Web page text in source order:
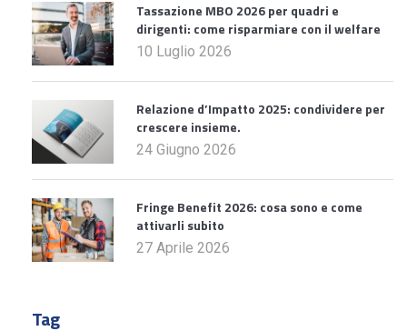
Tassazione MBO 2026 per quadri e
dirigenti: come risparmiare con il welfare
10 Luglio 2026
Relazione d’Impatto 2025: condividere per
crescere insieme.
24 Giugno 2026
Fringe Benefit 2026: cosa sono e come
attivarli subito
27 Aprile 2026
Tag